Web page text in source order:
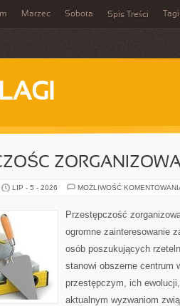
Marzec Sobota Spis Treści Tagi
LIP - 5 - 2026 MOŻLIWOŚĆ
Przestępczość
ogromne zainteresowanie
osób poszukujących
stanowi obszerne centrum
przestępczym, ich
aktualnym wyzwaniom